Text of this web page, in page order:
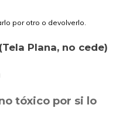
por otro o devolverlo.
Plana, no cede)
tóxico por si lo